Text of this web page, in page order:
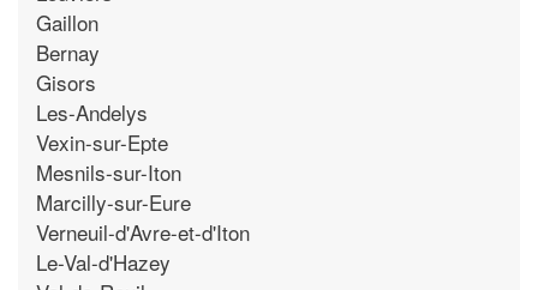
Gaillon
Bernay
Gisors
Les-Andelys
Vexin-sur-Epte
Mesnils-sur-Iton
Marcilly-sur-Eure
Verneuil-d'Avre-et-d'Iton
Le-Val-d'Hazey